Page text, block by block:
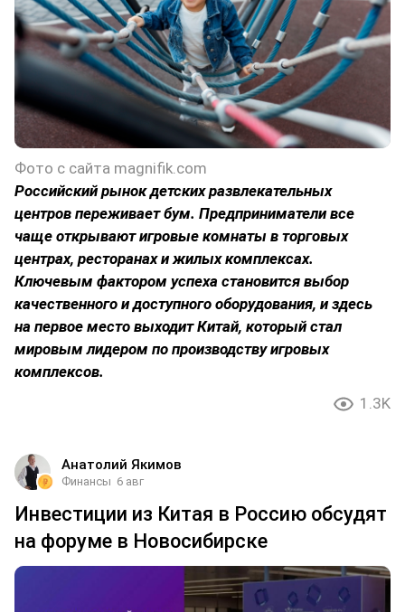
Фото с сайта magnifik.com
Российский рынок детских развлекательных
центров переживает бум. Предприниматели все
чаще открывают игровые комнаты в торговых
центрах, ресторанах и жилых комплексах.
Ключевым фактором успеха становится выбор
качественного и доступного оборудования, и здесь
на первое место выходит Китай, который стал
мировым лидером по производству игровых
комплексов.
1.3K
Анатолий Якимов
Финансы 6 авг
Инвестиции из Китая в Россию обсудят
на форуме в Новосибирске